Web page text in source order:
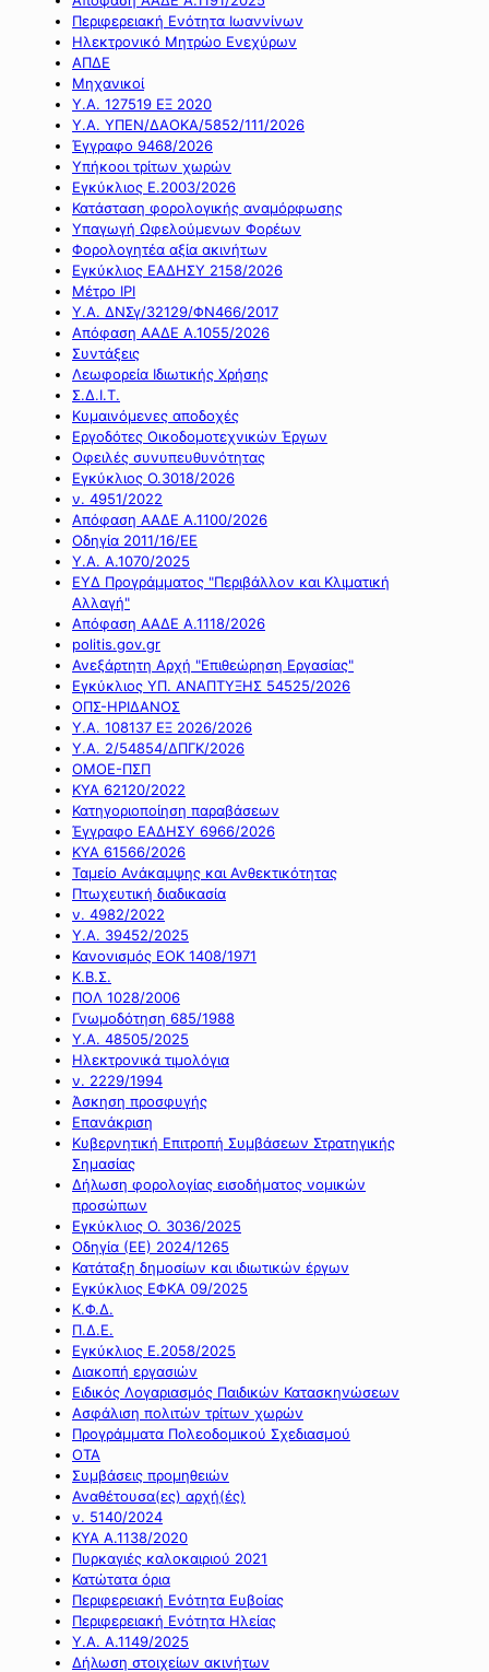
Περιφερειακή Ενότητα Ιωαννίνων
Ηλεκτρονικό Μητρώο Ενεχύρων
ΑΠΔΕ
Μηχανικοί
Υ.Α. 127519 ΕΞ 2020
Υ.Α. ΥΠΕΝ/ΔΑΟΚΑ/5852/111/2026
Έγγραφο 9468/2026
Υπήκοοι τρίτων χωρών
Εγκύκλιος Ε.2003/2026
Κατάσταση φορολογικής αναμόρφωσης
Υπαγωγή Ωφελούμενων Φορέων
Φορολογητέα αξία ακινήτων
Εγκύκλιος ΕΑΔΗΣΥ 2158/2026
Μέτρο IPI
Υ.Α. ΔΝΣγ/32129/ΦΝ466/2017
Απόφαση ΑΑΔΕ Α.1055/2026
Συντάξεις
Λεωφορεία Ιδιωτικής Χρήσης
Σ.Δ.Ι.Τ.
Κυμαινόμενες αποδοχές
Εργοδότες Οικοδομοτεχνικών Έργων
Οφειλές συνυπευθυνότητας
Εγκύκλιος Ο.3018/2026
ν. 4951/2022
Απόφαση ΑΑΔΕ Α.1100/2026
Οδηγία 2011/16/ΕΕ
Υ.Α. Α.1070/2025
ΕΥΔ Προγράμματος "Περιβάλλον και Κλιματική
Αλλαγή"
Απόφαση ΑΑΔΕ Α.1118/2026
politis.gov.gr
Ανεξάρτητη Αρχή "Επιθεώρηση Εργασίας"
Εγκύκλιος ΥΠ. ΑΝΑΠΤΥΞΗΣ 54525/2026
ΟΠΣ-ΗΡΙΔΑΝΟΣ
Υ.Α. 108137 ΕΞ 2026/2026
Υ.Α. 2/54854/ΔΠΓΚ/2026
ΟΜΟΕ-ΠΣΠ
ΚΥΑ 62120/2022
Κατηγοριοποίηση παραβάσεων
Έγγραφο ΕΑΔΗΣΥ 6966/2026
ΚΥΑ 61566/2026
Ταμείο Ανάκαμψης και Ανθεκτικότητας
Πτωχευτική διαδικασία
ν. 4982/2022
Υ.Α. 39452/2025
Κανονισμός ΕΟΚ 1408/1971
Κ.Β.Σ.
ΠΟΛ 1028/2006
Γνωμοδότηση 685/1988
Υ.Α. 48505/2025
Ηλεκτρονικά τιμολόγια
ν. 2229/1994
Άσκηση προσφυγής
Επανάκριση
Κυβερνητική Επιτροπή Συμβάσεων Στρατηγικής
Σημασίας
Δήλωση φορολογίας εισοδήματος νομικών
προσώπων
Εγκύκλιος Ο. 3036/2025
Οδηγία (ΕΕ) 2024/1265
Κατάταξη δημοσίων και ιδιωτικών έργων
Εγκύκλιος ΕΦΚΑ 09/2025
Κ.Φ.Δ.
Π.Δ.Ε.
Εγκύκλιος Ε.2058/2025
Διακοπή εργασιών
Ειδικός Λογαριασμός Παιδικών Κατασκηνώσεων
Ασφάλιση πολιτών τρίτων χωρών
Προγράμματα Πολεοδομικού Σχεδιασμού
ΟΤΑ
Συμβάσεις προμηθειών
Αναθέτουσα(ες) αρχή(ές)
ν. 5140/2024
ΚΥΑ Α.1138/2020
Πυρκαγιές καλοκαιριού 2021
Κατώτατα όρια
Περιφερειακή Ενότητα Ευβοίας
Περιφερειακή Ενότητα Ηλείας
Υ.Α. Α.1149/2025
Δήλωση στοιχείων ακινήτων